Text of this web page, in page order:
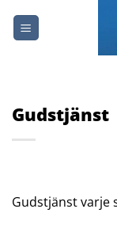
Gudstjänst
Gudstjänst varje